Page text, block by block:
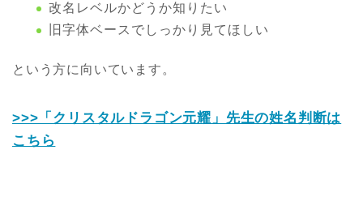
改名レベルかどうか知りたい
旧字体ベースでしっかり見てほしい
という方に向いています。
>>>「クリスタルドラゴン元耀」先生の姓名判断は
こちら